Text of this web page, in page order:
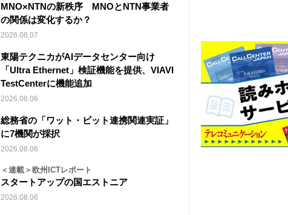
MNO×NTNの新秩序 MNOとNTN事業者
の関係は変化するか？
2026.08.07
東陽テクニカがAIデータセンター向け
「Ultra Ethernet」検証機能を提供、VIAVI
TestCenterに機能追加
2026.08.06
総務省の「ワット・ビット連携関連実証」
に7機関が採択
2026.08.06
＜連載＞欧州ICTレポート
スタートアップの国エストニア
2026.08.06